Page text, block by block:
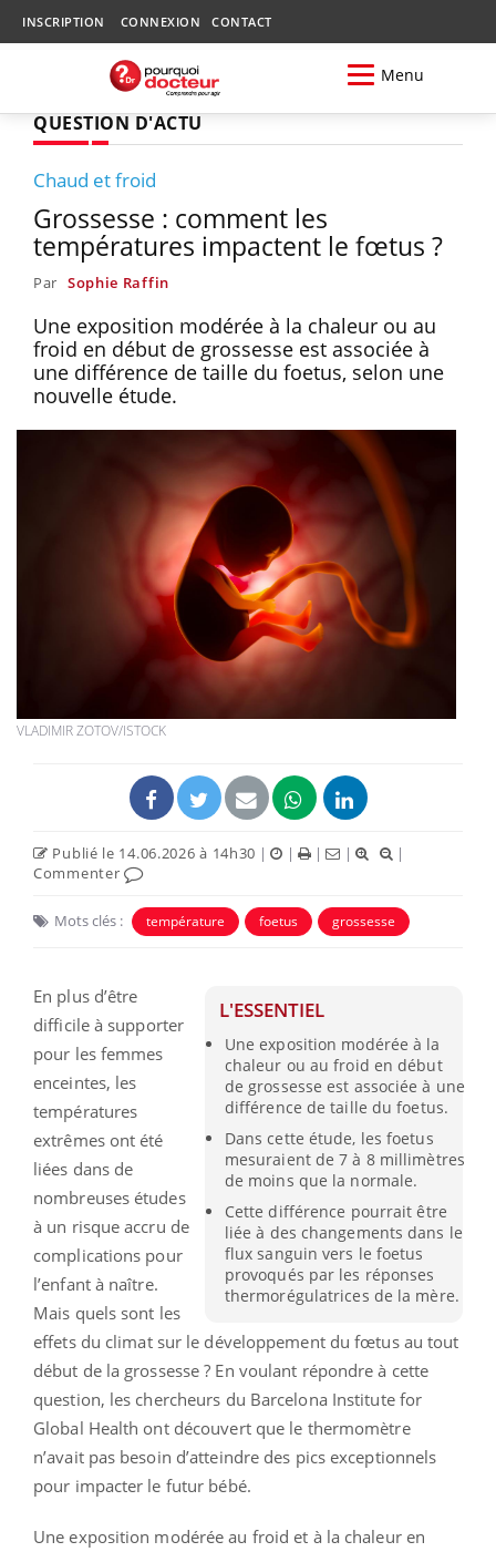
INSCRIPTION CONNEXION CONTACT
Menu
QUESTION D'ACTU
Chaud et froid
Grossesse : comment les
températures impactent le fœtus ?
Par Sophie Raffin
Une exposition modérée à la chaleur ou au
froid en début de grossesse est associée à
une différence de taille du foetus, selon une
nouvelle étude.
VLADIMIR ZOTOV/ISTOCK
Publié le 14.06.2026 à 14h30 | | | |
|
Commenter
Mots clés : température foetus grossesse
L'ESSENTIEL
Une exposition modérée à la
chaleur ou au froid en début
de grossesse est associée à une
différence de taille du foetus.
Dans cette étude, les foetus
mesuraient de 7 à 8 millimètres
de moins que la normale.
Cette différence pourrait être
liée à des changements dans le
flux sanguin vers le foetus
provoqués par les réponses
thermorégulatrices de la mère.
En plus d’être
difficile à supporter
pour les femmes
enceintes, les
températures
extrêmes ont été
liées dans de
nombreuses études
à un risque accru de
complications pour
l’enfant à naître.
Mais quels sont les
effets du climat sur le développement du fœtus au tout
début de la grossesse ? En voulant répondre à cette
question, les chercheurs du Barcelona Institute for
Global Health ont découvert que le thermomètre
n’avait pas besoin d’atteindre des pics exceptionnels
pour impacter le futur bébé.
Une exposition modérée au froid et à la chaleur en